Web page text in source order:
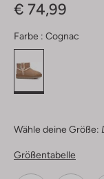
€ 74,99
Farbe : Cognac
Wähle deine Größe:
Größentabelle